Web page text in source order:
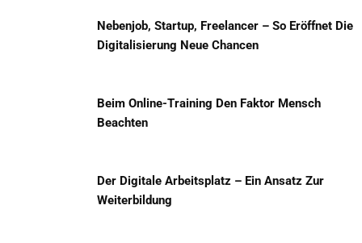
Nebenjob, Startup, Freelancer – So Eröffnet Die
Digitalisierung Neue Chancen
Beim Online-Training Den Faktor Mensch
Beachten
Der Digitale Arbeitsplatz – Ein Ansatz Zur
Weiterbildung